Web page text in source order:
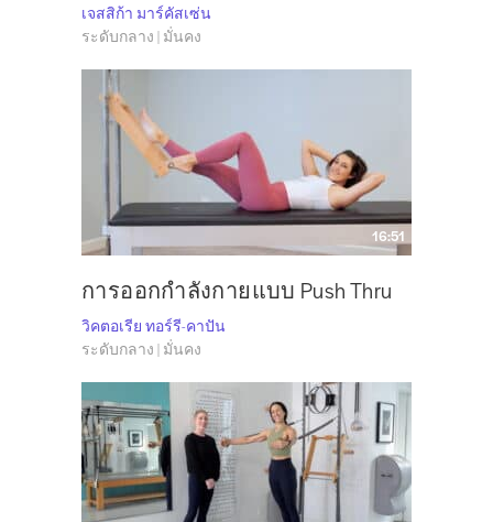
เจสสิก้า มาร์คัสเซ่น
ระดับกลาง | มั่นคง
16:51
การออกกำลังกายแบบ Push Thru
วิคตอเรีย ทอร์รี-คาปัน
ระดับกลาง | มั่นคง